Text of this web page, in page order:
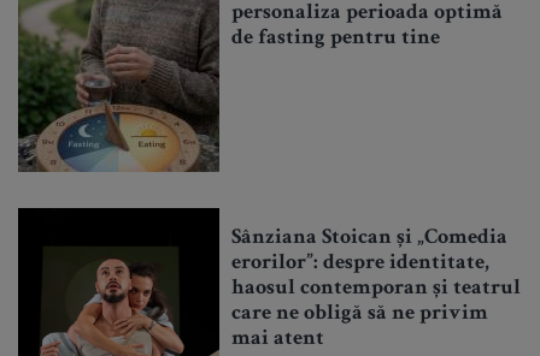
personaliza perioada optimă
de fasting pentru tine
Sânziana Stoican și „Comedia
erorilor”: despre identitate,
haosul contemporan și teatrul
care ne obligă să ne privim
mai atent